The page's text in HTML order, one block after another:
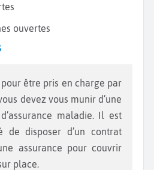
ouvertes
devez vous munir d’une
maladie. Il est
de disposer d’un contrat
assurance pour couvrir
place.